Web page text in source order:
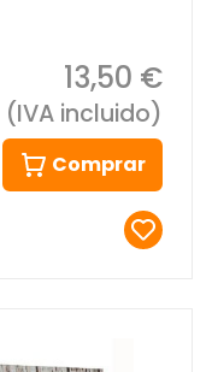
13,50 €
(IVA incluido)
Comprar